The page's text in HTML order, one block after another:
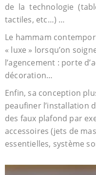
de la technologie
tactiles, etc…) …
Le hammam
« luxe » lorsqu’on
l’agencement : porte
décoration…
Enfin, sa conception
peaufiner l’installation
des faux plafond par
accessoires (jets de
essentielles, système